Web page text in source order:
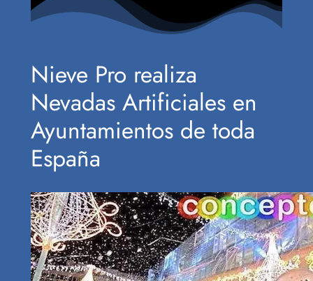
Nieve Pro realiza
Nevadas Artificiales en
Ayuntamientos de toda
España